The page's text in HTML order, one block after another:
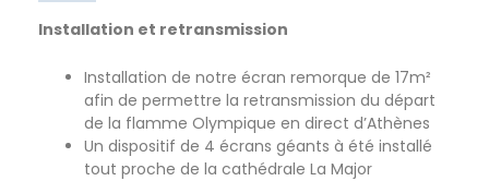
Installation et retransmission
Installation de notre écran remorque de 17m²
afin de permettre la retransmission du départ
de la flamme Olympique en direct d’Athènes
Un dispositif de 4 écrans géants à été installé
tout proche de la cathédrale La Major